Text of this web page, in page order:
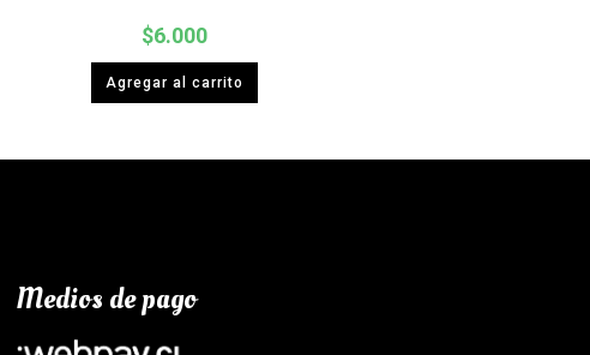
$6.000
Agregar al carrito
Medios de pago